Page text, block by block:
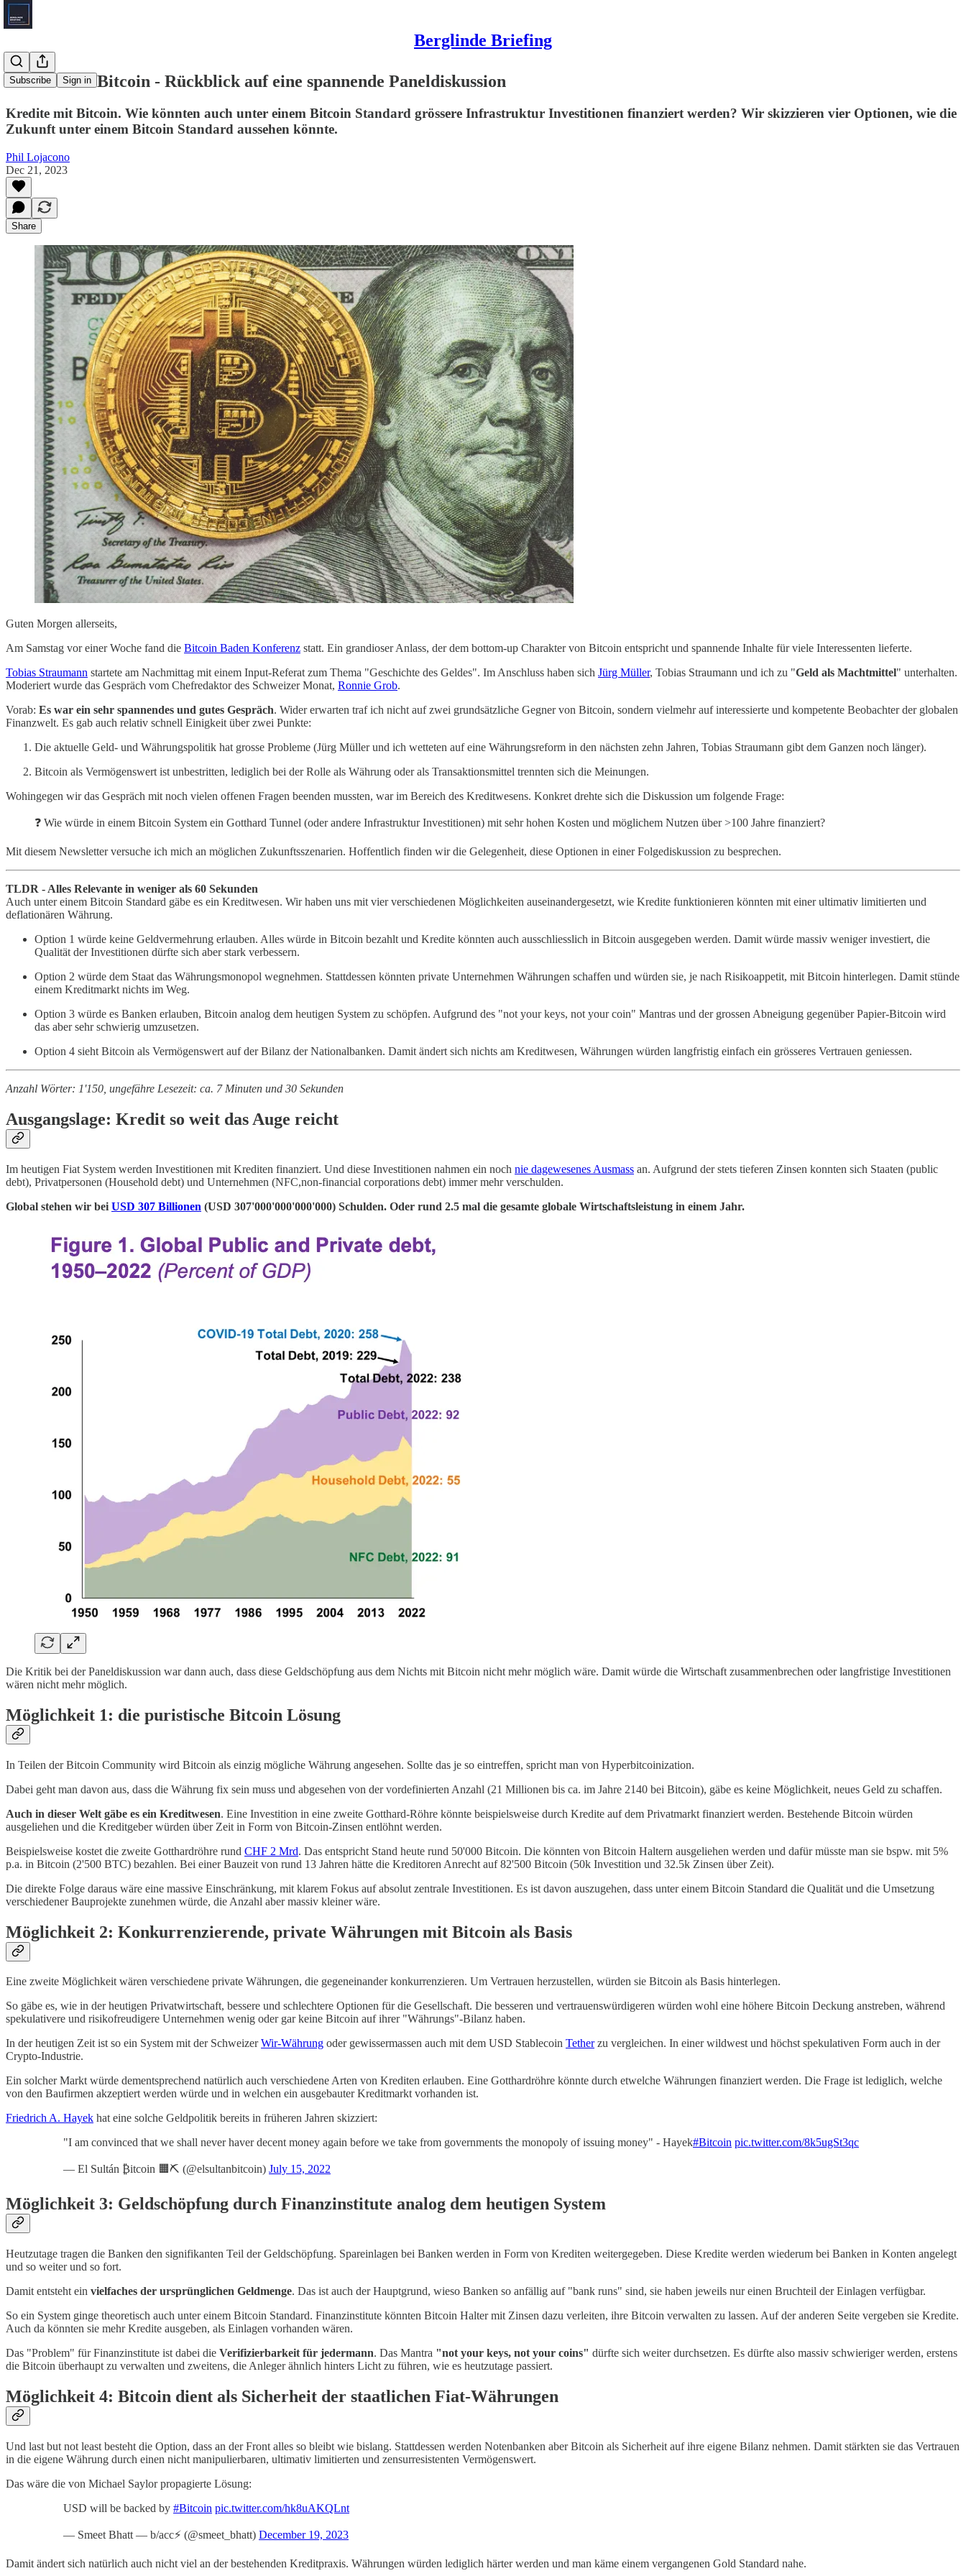
Berglinde Briefing
Subscribe Sign in
Kredite mit Bitcoin - Rückblick auf eine spannende Paneldiskussion
Kredite mit Bitcoin. Wie könnten auch unter einem Bitcoin Standard grössere Infrastruktur Investitionen finanziert werden? Wir skizzieren vier Optionen, wie die
Zukunft unter einem Bitcoin Standard aussehen könnte.
Phil Lojacono
Dec 21, 2023
Share
Guten Morgen allerseits,
Am Samstag vor einer Woche fand die Bitcoin Baden Konferenz statt. Ein grandioser Anlass, der dem bottom-up Charakter von Bitcoin entspricht und spannende Inhalte für viele Interessenten lieferte.
Tobias Straumann startete am Nachmittag mit einem Input-Referat zum Thema "Geschichte des Geldes". Im Anschluss haben sich Jürg Müller, Tobias Straumann und ich zu "Geld als Machtmittel" unterhalten.
Moderiert wurde das Gespräch vom Chefredaktor des Schweizer Monat, Ronnie Grob.
Vorab: Es war ein sehr spannendes und gutes Gespräch. Wider erwarten traf ich nicht auf zwei grundsätzliche Gegner von Bitcoin, sondern vielmehr auf interessierte und kompetente Beobachter der globalen
Finanzwelt. Es gab auch relativ schnell Einigkeit über zwei Punkte:
Die aktuelle Geld- und Währungspolitik hat grosse Probleme (Jürg Müller und ich wetteten auf eine Währungsreform in den nächsten zehn Jahren, Tobias Straumann gibt dem Ganzen noch länger).
Bitcoin als Vermögenswert ist unbestritten, lediglich bei der Rolle als Währung oder als Transaktionsmittel trennten sich die Meinungen.
Wohingegen wir das Gespräch mit noch vielen offenen Fragen beenden mussten, war im Bereich des Kreditwesens. Konkret drehte sich die Diskussion um folgende Frage:
❓ Wie würde in einem Bitcoin System ein Gotthard Tunnel (oder andere Infrastruktur Investitionen) mit sehr hohen Kosten und möglichem Nutzen über >100 Jahre finanziert?
Mit diesem Newsletter versuche ich mich an möglichen Zukunftsszenarien. Hoffentlich finden wir die Gelegenheit, diese Optionen in einer Folgediskussion zu besprechen.
TLDR - Alles Relevante in weniger als 60 Sekunden
Auch unter einem Bitcoin Standard gäbe es ein Kreditwesen. Wir haben uns mit vier verschiedenen Möglichkeiten auseinandergesetzt, wie Kredite funktionieren könnten mit einer ultimativ limitierten und
deflationären Währung.
Option 1 würde keine Geldvermehrung erlauben. Alles würde in Bitcoin bezahlt und Kredite könnten auch ausschliesslich in Bitcoin ausgegeben werden. Damit würde massiv weniger investiert, die
Qualität der Investitionen dürfte sich aber stark verbessern.
Option 2 würde dem Staat das Währungsmonopol wegnehmen. Stattdessen könnten private Unternehmen Währungen schaffen und würden sie, je nach Risikoappetit, mit Bitcoin hinterlegen. Damit stünde
einem Kreditmarkt nichts im Weg.
Option 3 würde es Banken erlauben, Bitcoin analog dem heutigen System zu schöpfen. Aufgrund des "not your keys, not your coin" Mantras und der grossen Abneigung gegenüber Papier-Bitcoin wird
das aber sehr schwierig umzusetzen.
Option 4 sieht Bitcoin als Vermögenswert auf der Bilanz der Nationalbanken. Damit ändert sich nichts am Kreditwesen, Währungen würden langfristig einfach ein grösseres Vertrauen geniessen.
Anzahl Wörter: 1'150, ungefähre Lesezeit: ca. 7 Minuten und 30 Sekunden
Ausgangslage: Kredit so weit das Auge reicht
Im heutigen Fiat System werden Investitionen mit Krediten finanziert. Und diese Investitionen nahmen ein noch nie dagewesenes Ausmass an. Aufgrund der stets tieferen Zinsen konnten sich Staaten (public
debt), Privatpersonen (Household debt) und Unternehmen (NFC,non-financial corporations debt) immer mehr verschulden.
Global stehen wir bei USD 307 Billionen (USD 307'000'000'000'000) Schulden. Oder rund 2.5 mal die gesamte globale Wirtschaftsleistung in einem Jahr.
Die Kritik bei der Paneldiskussion war dann auch, dass diese Geldschöpfung aus dem Nichts mit Bitcoin nicht mehr möglich wäre. Damit würde die Wirtschaft zusammenbrechen oder langfristige Investitionen
wären nicht mehr möglich.
Möglichkeit 1: die puristische Bitcoin Lösung
In Teilen der Bitcoin Community wird Bitcoin als einzig mögliche Währung angesehen. Sollte das je so eintreffen, spricht man von Hyperbitcoinization.
Dabei geht man davon aus, dass die Währung fix sein muss und abgesehen von der vordefinierten Anzahl (21 Millionen bis ca. im Jahre 2140 bei Bitcoin), gäbe es keine Möglichkeit, neues Geld zu schaffen.
Auch in dieser Welt gäbe es ein Kreditwesen. Eine Investition in eine zweite Gotthard-Röhre könnte beispielsweise durch Kredite auf dem Privatmarkt finanziert werden. Bestehende Bitcoin würden
ausgeliehen und die Kreditgeber würden über Zeit in Form von Bitcoin-Zinsen entlöhnt werden.
Beispielsweise kostet die zweite Gotthardröhre rund CHF 2 Mrd. Das entspricht Stand heute rund 50'000 Bitcoin. Die könnten von Bitcoin Haltern ausgeliehen werden und dafür müsste man sie bspw. mit 5%
p.a. in Bitcoin (2'500 BTC) bezahlen. Bei einer Bauzeit von rund 13 Jahren hätte die Kreditoren Anrecht auf 82'500 Bitcoin (50k Investition und 32.5k Zinsen über Zeit).
Die direkte Folge daraus wäre eine massive Einschränkung, mit klarem Fokus auf absolut zentrale Investitionen. Es ist davon auszugehen, dass unter einem Bitcoin Standard die Qualität und die Umsetzung
verschiedener Bauprojekte zunehmen würde, die Anzahl aber massiv kleiner wäre.
Möglichkeit 2: Konkurrenzierende, private Währungen mit Bitcoin als Basis
Eine zweite Möglichkeit wären verschiedene private Währungen, die gegeneinander konkurrenzieren. Um Vertrauen herzustellen, würden sie Bitcoin als Basis hinterlegen.
So gäbe es, wie in der heutigen Privatwirtschaft, bessere und schlechtere Optionen für die Gesellschaft. Die besseren und vertrauenswürdigeren würden wohl eine höhere Bitcoin Deckung anstreben, während
spekulativere und risikofreudigere Unternehmen wenig oder gar keine Bitcoin auf ihrer "Währungs"-Bilanz haben.
In der heutigen Zeit ist so ein System mit der SchweizerWir-Währung oder gewissermassen auch mit dem USD Stablecoin Tetherzu vergleichen. In einer wildwest und höchst spekulativen Form auch in der
Crypto-Industrie.
Ein solcher Markt würde dementsprechend natürlich auch verschiedene Arten von Krediten erlauben. Eine Gotthardröhre könnte durch etwelche Währungen finanziert werden. Die Frage ist lediglich, welche
von den Baufirmen akzeptiert werden würde und in welchen ein ausgebauter Kreditmarkt vorhanden ist.
Friedrich A. Hayek hat eine solche Geldpolitik bereits in früheren Jahren skizziert:
"I am convinced that we shall never haver decent money again before we take from governments the monopoly of issuing money" - Hayek#Bitcoin pic.twitter.com/8k5ugSt3qc
— El Sultán ₿itcoin 🟧⛏️ (@elsultanbitcoin) July 15, 2022
Möglichkeit 3: Geldschöpfung durch Finanzinstitute analog dem heutigen System
Heutzutage tragen die Banken den signifikanten Teil der Geldschöpfung. Spareinlagen bei Banken werden in Form von Krediten weitergegeben. Diese Kredite werden wiederum bei Banken in Konten angelegt
und so weiter und so fort.
Damit entsteht ein vielfaches der ursprünglichen Geldmenge. Das ist auch der Hauptgrund, wieso Banken so anfällig auf "bank runs" sind, sie haben jeweils nur einen Bruchteil der Einlagen verfügbar.
So ein System ginge theoretisch auch unter einem Bitcoin Standard. Finanzinstitute könnten Bitcoin Halter mit Zinsen dazu verleiten, ihre Bitcoin verwalten zu lassen. Auf der anderen Seite vergeben sie Kredite.
Auch da könnten sie mehr Kredite ausgeben, als Einlagen vorhanden wären.
Das "Problem" für Finanzinstitute ist dabei die Verifizierbarkeit für jedermann. Das Mantra "not your keys, not your coins" dürfte sich weiter durchsetzen. Es dürfte also massiv schwieriger werden, erstens
die Bitcoin überhaupt zu verwalten und zweitens, die Anleger ähnlich hinters Licht zu führen, wie es heutzutage passiert.
Möglichkeit 4: Bitcoin dient als Sicherheit der staatlichen Fiat-Währungen
Und last but not least besteht die Option, dass an der Front alles so bleibt wie bislang. Stattdessen werden Notenbanken aber Bitcoin als Sicherheit auf ihre eigene Bilanz nehmen. Damit stärkten sie das Vertrauen
in die eigene Währung durch einen nicht manipulierbaren, ultimativ limitierten und zensurresistenten Vermögenswert.
Das wäre die von Michael Saylor propagierte Lösung:
USD will be backed by #Bitcoin pic.twitter.com/hk8uAKQLnt
— Smeet Bhatt — b/acc⚡ (@smeet_bhatt) December 19, 2023
Damit ändert sich natürlich auch nicht viel an der bestehenden Kreditpraxis. Währungen würden lediglich härter werden und man käme einem vergangenen Gold Standard nahe.